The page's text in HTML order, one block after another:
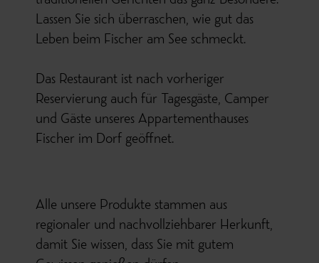
Lassen Sie sich überraschen, wie gut das
Leben beim Fischer am See schmeckt.
Das Restaurant ist nach vorheriger
Reservierung auch für Tagesgäste, Camper
und Gäste unseres Appartementhauses
Fischer im Dorf geöffnet.
Alle unsere Produkte stammen aus
regionaler und nachvollziehbarer Herkunft,
damit Sie wissen, dass Sie mit gutem